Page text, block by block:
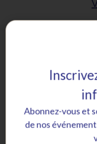
Abonnez-vous et
de nos